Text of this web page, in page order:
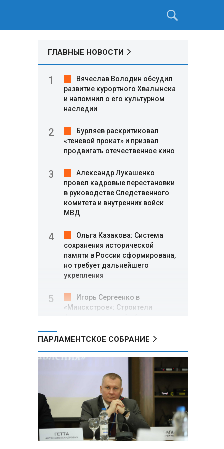
ГЛАВНЫЕ НОВОСТИ
Вячеслав Володин обсудил
развитие курортного Хвалынска
и напомнил о его культурном
наследии
Бурляев раскритиковал
«теневой прокат» и призвал
продвигать отечественное кино
Александр Лукашенко
провел кадровые перестановки
в руководстве Следственного
комитета и внутренних войск
МВД
Ольга Казакова: Система
сохранения исторической
памяти в России сформирована,
но требует дальнейшего
укрепления
Игорь Сергеенко в
«Минскстрое»: Строители
в улучшении охраны труда
МИД РФ: Поездка
Зеленского в США не принесла
ожидаемых результатов
Белорусские школьники
собрали первые «космические»
томаты из семян, побывавших
на орбите
ПАРЛАМЕНТСКОЕ СОБРАНИЕ